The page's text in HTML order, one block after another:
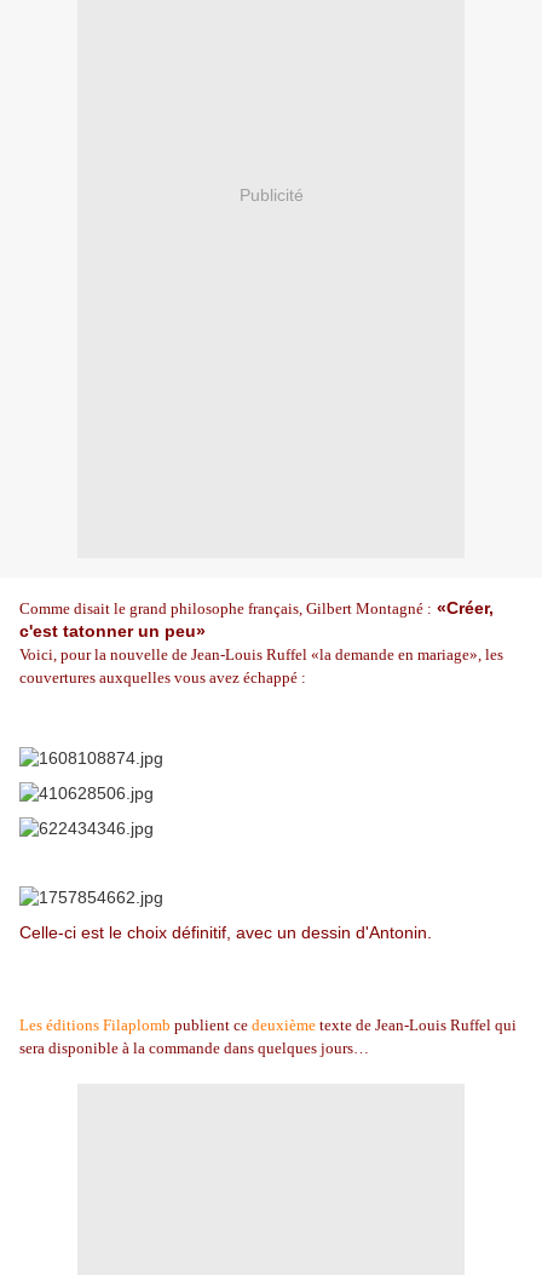
Publicité
Comme disait le grand philosophe français, Gilbert Montagné : «Créer,
c'est tatonner un peu»
Voici, pour la nouvelle de Jean-Louis Ruffel «la demande en mariage», les
couvertures auxquelles vous avez échappé :
Celle-ci est le choix définitif, avec un dessin d'Antonin.
Les éditions Filaplomb publient ce deuxième texte de Jean-Louis Ruffel qui
sera disponible à la commande dans quelques jours…